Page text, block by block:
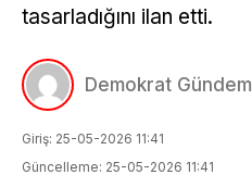
tasarladığını ilan etti.
Demokrat Gündem
Giriş: 25-05-2026 11:41
Güncelleme: 25-05-2026 11:41